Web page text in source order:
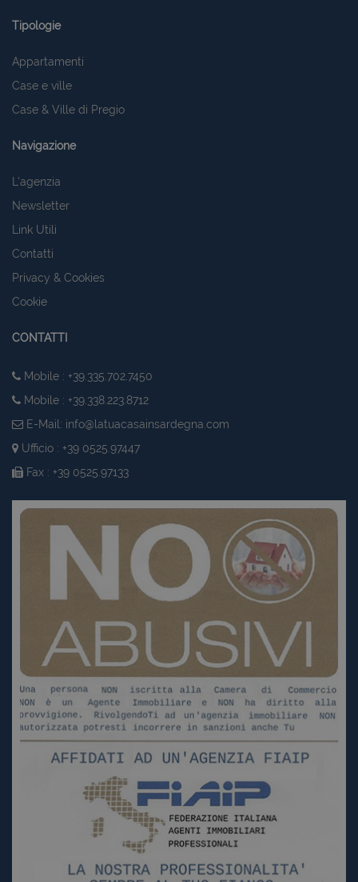
Tipologie
Appartamenti
Case e ville
Case & Ville di Pregio
Navigazione
L'agenzia
Newsletter
Link Utili
Contatti
Privacy & Cookies
Cookie
CONTATTI
Mobile : +39.335.702.7450
Mobile : +39.338.223.8712
E-Mail: info@latuacasainsardegna.com
Ufficio : +39 0525.97447
Fax : +39 0525.97133